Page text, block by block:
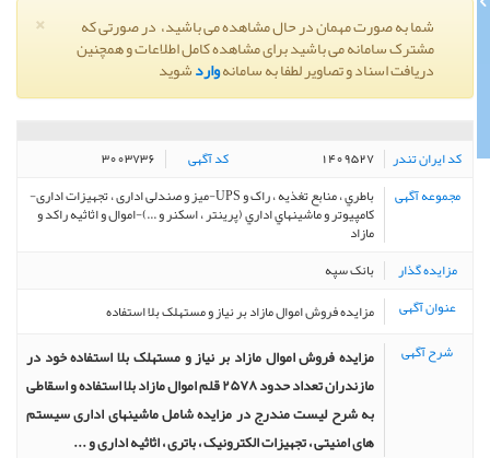
× شما به صورت مهمان در حال مشاهده می باشید، در صورتی که
مشترک سامانه می باشید برای مشاهده کامل اطلاعات و همچنین
دریافت اسناد و تصاویر لطفا به سامانهواردشوید
کد ایران تندر 1409527 کد آگهی ۳۰۰۳۷۳۶
مجموعه آگهی باطري ، منابع تغذيه ، راک و UPS-میز و صندلی اداری ، تجهیزات اداری-
کامپيوتر و ماشينهاي اداري (پرينتر ، اسکنر و ...)-اموال و اثاثيه راکد و
مازاد
مزایده گذار
بانک سپه
عنوان آگهی
مزایده فروش اموال مازاد بر نیاز و مستهلک بلا استفاده
شرح آگهی
مزایده فروش اموال مازاد بر نیاز و مستهلک بلا استفاده خود در
مازندران تعداد حدود ۲۵۷۸ قلم اموال مازاد بلا استفاده و اسقاطی
به شرح لیست مندرج در مزایده شامل ماشینهای اداری سیستم
های امنیتی ، تجهیزات الکترونیک ، باتری ، اثاثیه اداری و ...